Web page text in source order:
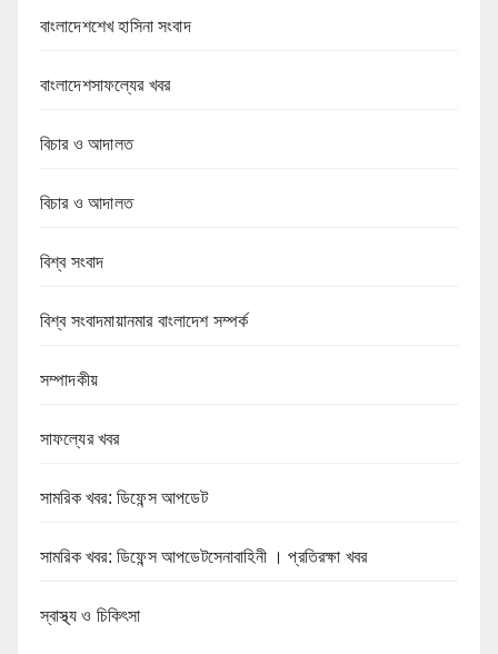
বাংলাদেশশেখ হাসিনা সংবাদ
বাংলাদেশসাফল্যের খবর
বিচার ও আদালত
বিচার ও আদালত
বিশ্ব সংবাদ
বিশ্ব সংবাদমায়ানমার বাংলাদেশ সম্পর্ক
সম্পাদকীয়
সাফল্যের খবর
সামরিক খবর: ডিফেন্স আপডেট
সামরিক খবর: ডিফেন্স আপডেটসেনাবাহিনী । প্রতিরক্ষা খবর
স্বাস্থ্য ও চিকিৎসা